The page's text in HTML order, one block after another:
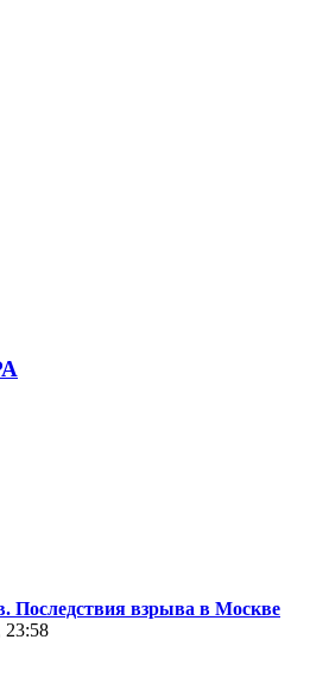
Последствия взрыва в Москве